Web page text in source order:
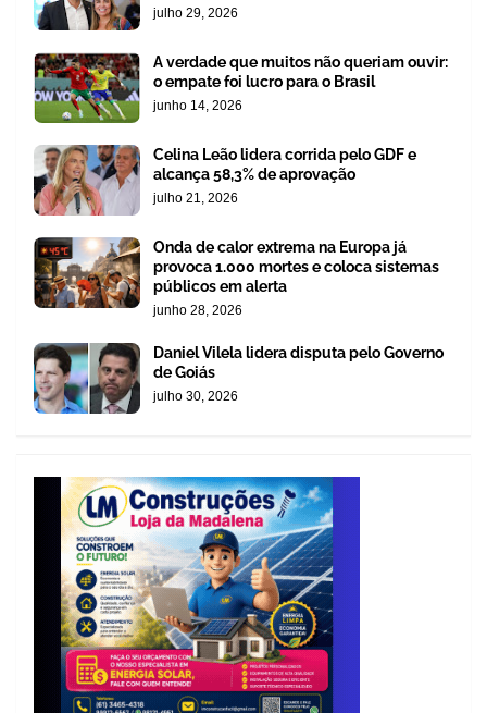
julho 29, 2026
A verdade que muitos não queriam ouvir:
o empate foi lucro para o Brasil
junho 14, 2026
Celina Leão lidera corrida pelo GDF e
alcança 58,3% de aprovação
julho 21, 2026
Onda de calor extrema na Europa já
provoca 1.000 mortes e coloca sistemas
públicos em alerta
junho 28, 2026
Daniel Vilela lidera disputa pelo Governo
de Goiás
julho 30, 2026